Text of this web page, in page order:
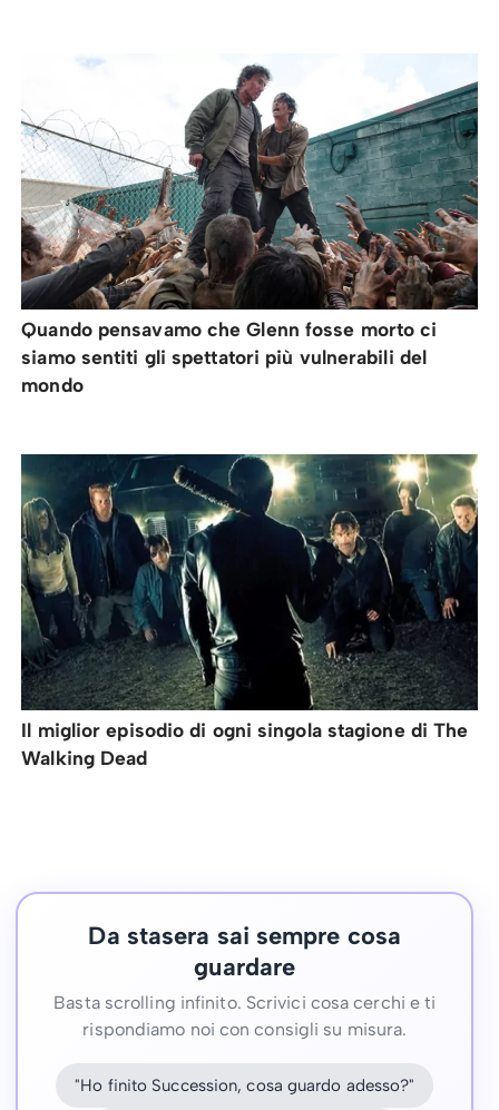
Quando pensavamo che Glenn fosse morto ci
siamo sentiti gli spettatori più vulnerabili del
mondo
Il miglior episodio di ogni singola stagione di The
Walking Dead
Da stasera sai sempre cosa
guardare
Basta scrolling infinito. Scrivici cosa cerchi e ti
rispondiamo noi con consigli su misura.
"Ho finito Succession, cosa guardo adesso?"